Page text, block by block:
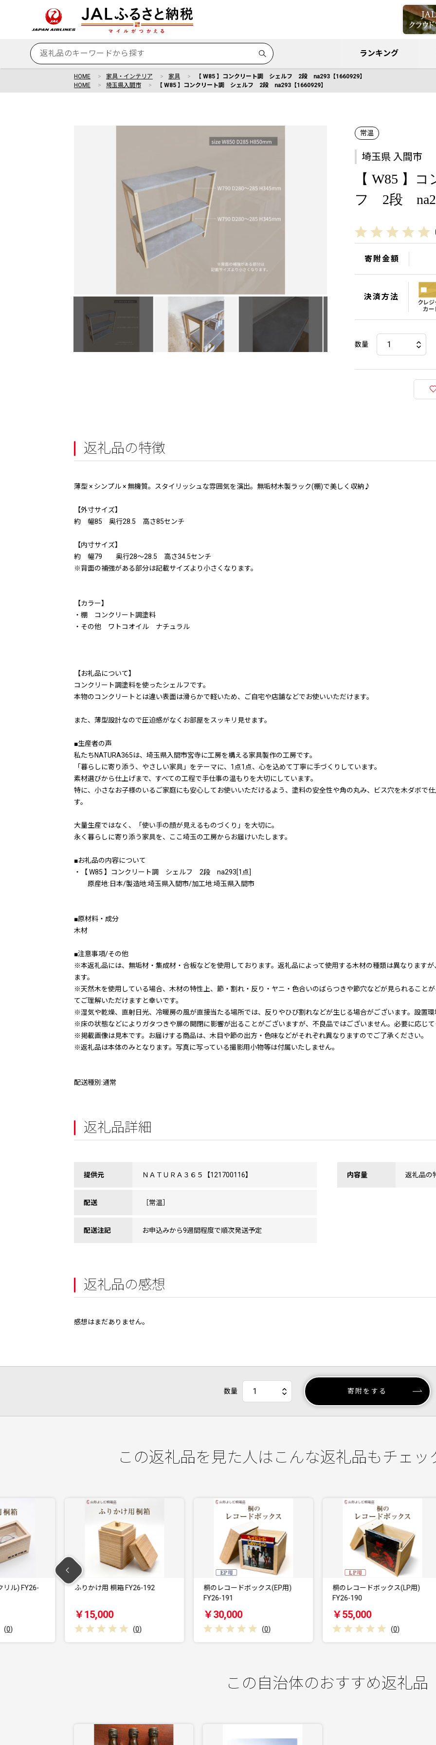
ランキング
HOME 家具・インテリア 家具
【 W85 】コンクリート調 シェルフ 2段 na293【1660929】
HOME
埼玉県入間市 【 W85 】コンクリート調 シェルフ 2段 na293【1660929】
常温
埼玉県 入間市
【 W85 】
フ 2段
寄附金額
決済方法
数量
返礼品の特徴
薄型 × シンプル × 無機質。スタイリッシュな雰囲気を演出。無垢材木製ラック(棚)で美しく収納♪
【外寸サイズ】
約 幅85 奥行28.5 高さ85センチ
【内寸サイズ】
約 幅79 奥行28〜28.5 高さ34.5センチ
※背面の補強がある部分は記載サイズより小さくなります。
【カラー】
・棚 コンクリート調塗料
・その他 ワトコオイル ナチュラル
【お礼品について】
コンクリート調塗料を使ったシェルフです。
本物のコンクリートとは違い表面は滑らかで軽いため、ご自宅や店舗などでお使いいただけます。
また、薄型設計なので圧迫感がなくお部屋をスッキリ見せます。
■生産者の声
私たちNATURA365は、埼玉県入間市宮寺に工房を構える家具製作の工房です。
「暮らしに寄り添う、やさしい家具」をテーマに、1点1点、心を込めて丁寧に手づくりしています。
素材選びから仕上げまで、すべての工程で手仕事の温もりを大切にしています。
特に、小さなお子様のいるご家庭にも安心してお使いいただけるよう、塗料の安全性や角の丸み、ビス穴を木ダボで
す。
大量生産ではなく、「使い手の顔が見えるものづくり」を大切に。
永く暮らしに寄り添う家具を、ここ埼玉の工房からお届けいたします。
■お礼品の内容について
・【 W85 】コンクリート調 シェルフ 2段 na293[1点]
原産地:日本/製造地:埼玉県入間市/加工地:埼玉県入間市
■原材料・成分
木材
■注意事項/その他
※本返礼品には、無垢材・集成材・合板などを使用しております。返礼品によって使用する木材の種類は異なります
ます。
※天然木を使用している場合、木材の特性上、節・割れ・反り・ヤニ・色合いのばらつきや節穴などが見られること
てご理解いただけますと幸いです。
※湿気や乾燥、直射日光、冷暖房の風が直接当たる場所では、反りやひび割れなどが生じる場合がございます。設置環
※床の状態などによりガタつきや扉の開閉に影響が出ることがございますが、不良品ではございません。必要に応じて
※掲載画像は見本です。お届けする商品は、木目や節の出方・色味などがそれぞれ異なりますのでご了承ください。
※返礼品は本体のみとなります。写真に写っている撮影用小物等は付属いたしません。
配送種別:通常
返礼品詳細
提供元 ＮＡＴＵＲＡ３６５【121700116】
配送 ［常温］
配送注記 お申込みから9週間程度で順次発送予定
内容量 返礼品の
返礼品の感想
感想はまだありません。
数量 寄附をする
この返礼品を見た人はこんな返礼品もチェッ
FY26-192
桐のレコードボックス(EP用)
￥30,000
桐のレコードボックス(LP用)
FY26-190
￥55,000
桐製シューズボックス(ハイカッ
ト、横型) FY26…
￥103,000
この自治体のおすすめ返礼品